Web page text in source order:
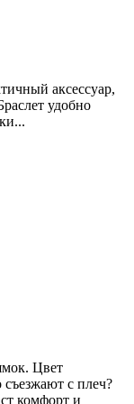
аксессуар,
удобно
Цвет
с плеч?
комфорт и